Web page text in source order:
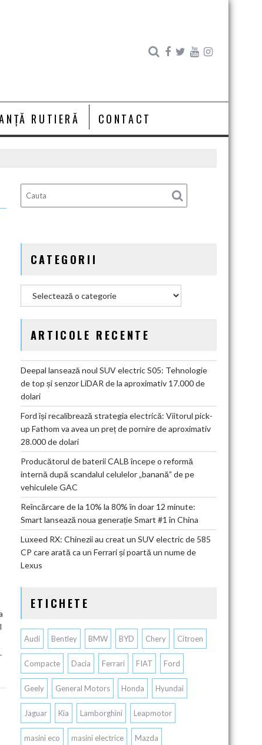
RUTIERĂ CONTACT
CATEGORII
ARTICOLE RECENTE
Deepal lansează noul SUV electric S05: Tehnologie
de top și senzor LiDAR de la aproximativ 17.000 de
dolari
Ford își recalibrează strategia electrică: Viitorul pick-
up Fathom va avea un preț de pornire de aproximativ
28.000 de dolari
Producătorul de baterii CALB începe o reformă
internă după scandalul celulelor „banană” de pe
vehiculele GAC
Reîncărcare de la 10% la 80% în doar 12 minute:
Smart lansează noua generație Smart #1 în China
Luxeed RX: Chinezii au creat un SUV electric de 585
CP care arată ca un Ferrari și poartă un nume de
Lexus
ETICHETE
Audi Bentley BMW BYD Chery Citroen
Compacte Dacia Ferrari FIAT Ford
Geely General Motors Honda Hyundai
Jaguar Kia Lamborghini Leapmotor
masini eco masini electrice Mazda